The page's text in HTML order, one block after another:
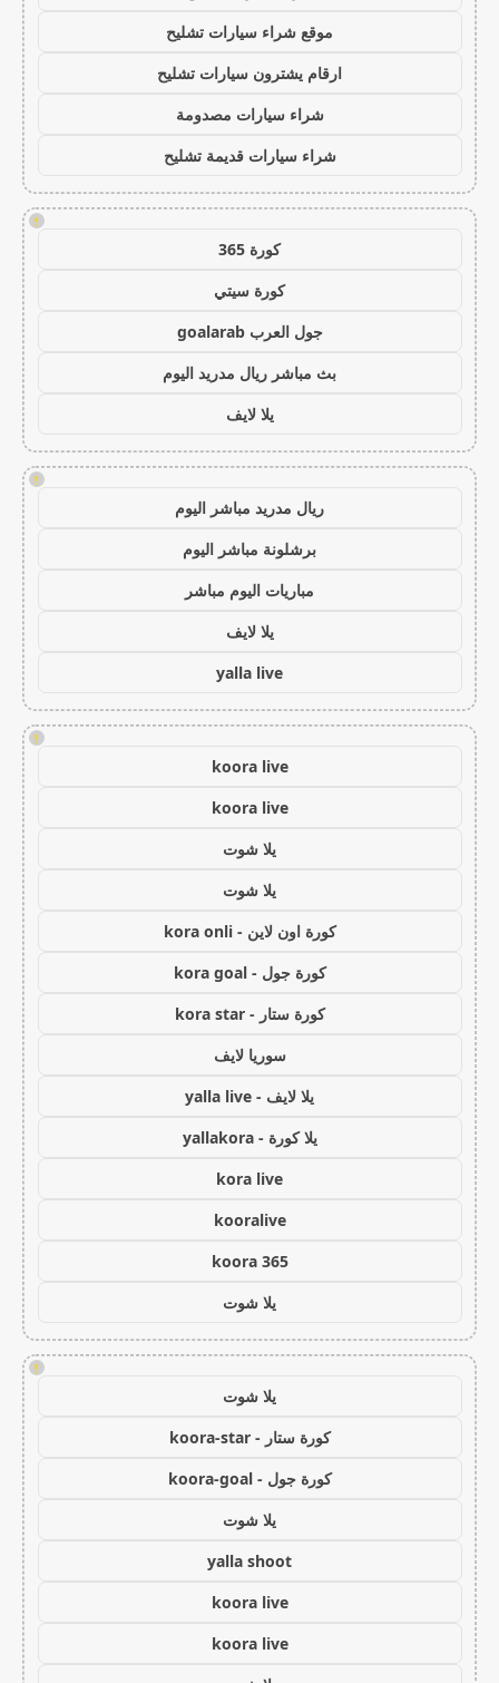
موقع شراء سيارات تشليح
ارقام يشترون سيارات تشليح
شراء سيارات مصدومة
شراء سيارات قديمة تشليح
!
كورة 365
كورة سيتي
جول العرب goalarab
بث مباشر ريال مدريد اليوم
يلا لايف
!
ريال مدريد مباشر اليوم
برشلونة مباشر اليوم
مباريات اليوم مباشر
يلا لايف
yalla live
!
koora live
koora live
يلا شوت
يلا شوت
كورة اون لاين - kora onli
كورة جول - kora goal
كورة ستار - kora star
سوريا لايف
يلا لايف - yalla live
يلا كورة - yallakora
kora live
kooralive
koora 365
يلا شوت
!
يلا شوت
كورة ستار - koora-star
كورة جول - koora-goal
يلا شوت
yalla shoot
koora live
koora live